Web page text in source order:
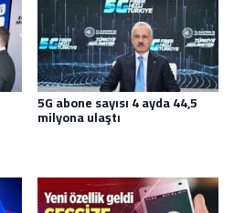
5G abone sayısı 4 ayda 44,5
milyona ulaştı